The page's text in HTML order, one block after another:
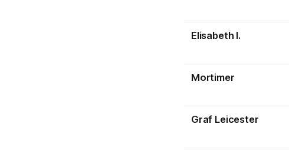
Elisabeth I.
Mortimer
Graf Leicester